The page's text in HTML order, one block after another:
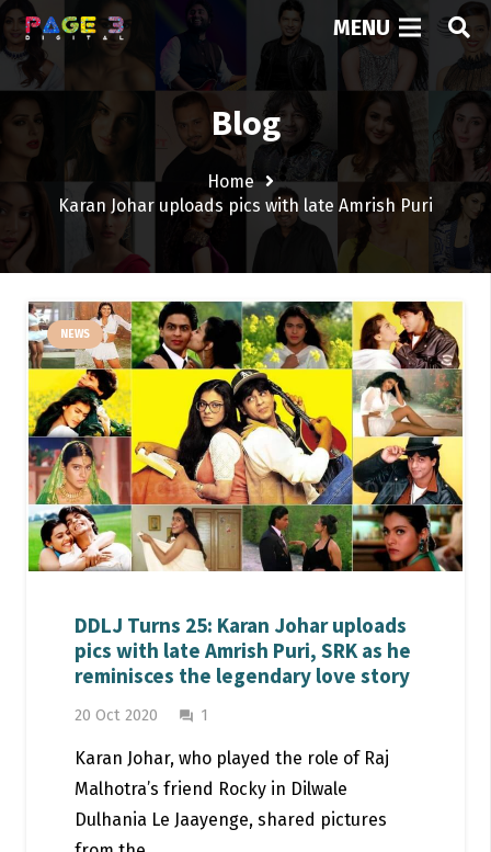
MENU
Blog
Home
Karan Johar uploads pics with late Amrish Puri
NEWS
DDLJ Turns 25: Karan Johar uploads
pics with late Amrish Puri, SRK as he
reminisces the legendary love story
20 Oct 2020 question_answer 1
Karan Johar, who played the role of Raj
Malhotra’s friend Rocky in Dilwale
Dulhania Le Jaayenge, shared pictures